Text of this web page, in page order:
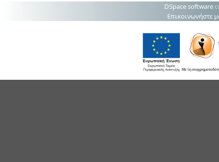
DSpace software
Επικοινωνήστε